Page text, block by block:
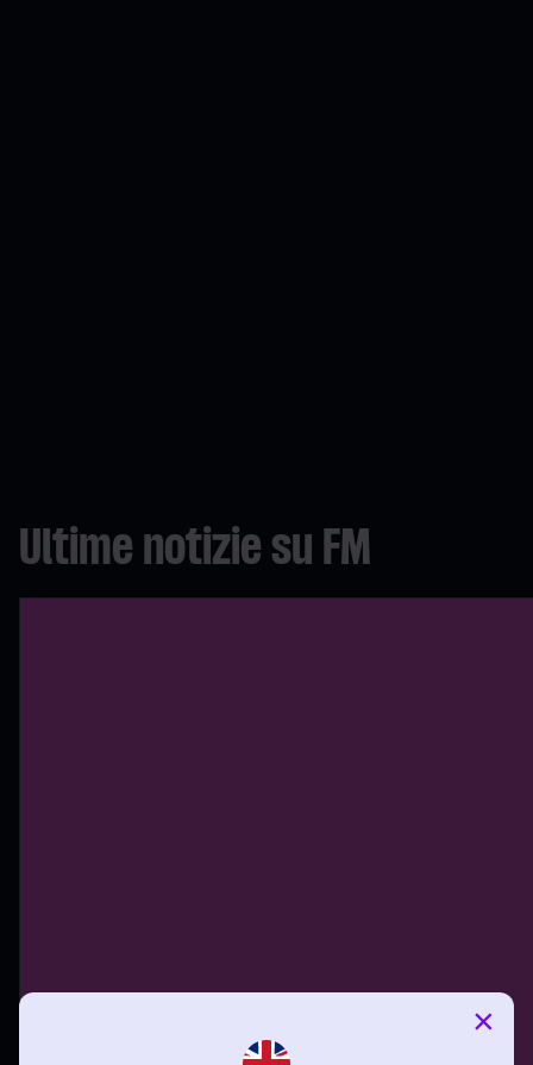
Ultime notizie su FM
×